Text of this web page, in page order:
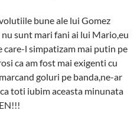
bune ale lui Gomez
sunt mari fani ai lui Mario,eu
care-l simpatizam mai putin pe
ca am fost mai exigenti cu
goluri pe banda,ne-ar
toti iubim aceasta minunata